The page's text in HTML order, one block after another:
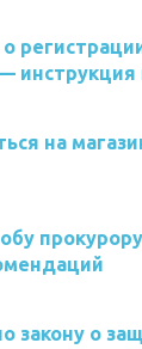
на
закону о